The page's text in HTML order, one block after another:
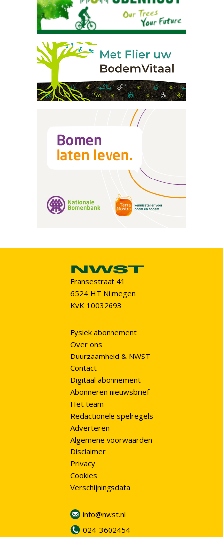
Fransestraat 41
6524 HT Nijmegen
KvK 10032693
Fysiek abonnement
Over ons
Duurzaamheid & NWST
Contact
Digitaal abonnement
Abonneren nieuwsbrief
Het team
Redactionele spelregels
Adverteren
Algemene voorwaarden
Disclaimer
Privacy
Cookies
Verschijningsdata
info@nwst.nl
024-3602454